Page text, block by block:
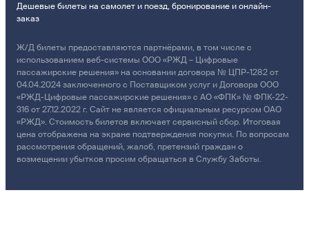
Дешевые билеты на самолет и поезд, бронирование и онлайн-
заказ
Ж/Д билеты предоставляются партнёрами, в том числе с
использованием веб-системы ООО «РЖД – Цифровые
пассажирские решения» на основании договора № ЦПР-1282 от
04.04.2024 заключенного с Поставщиком услуг и Договора ООО
«РЖД-Цифровые пассажирские решения» с АО «ФПК» № ФПК-22-
316 от 27.12.2022 г. Сайт не является официальным ресурсом ОАО
«РЖД». Стоимость билетов включает сервисный сбор. Итоговая
цена отображена на экране подтверждения покупки. По вопросам
рассмотрения обращений, жалоб, претензий граждан о
возмещении убытков просим обращаться в Службу Заботы.